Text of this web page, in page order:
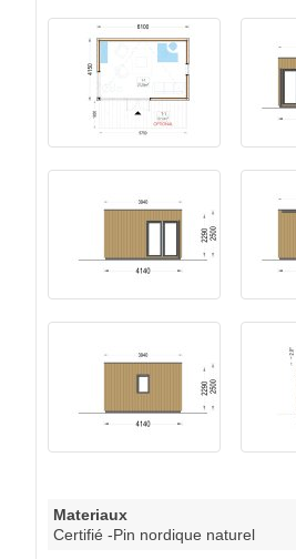
Materiaux
Certifié -Pin nordique naturel